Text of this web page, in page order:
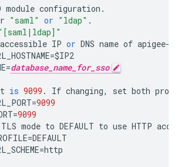
module configuration .
"saml" or "ldap" .
accessible IP or DNS name of apigee-
=$IP2
=database_name_for_sso
is 9099 . If changing, set both
=9099
=9099
TLS mode to DEFAULT to use HTTP
=DEFAULT
=http